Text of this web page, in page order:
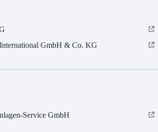
GmbH & Co. KG
Service GmbH